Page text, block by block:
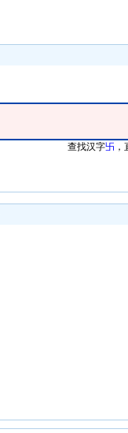
查找汉字卐